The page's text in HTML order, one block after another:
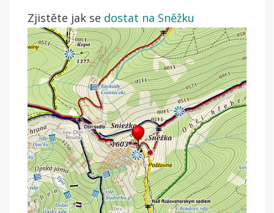
Zjistěte jak se dostat na Sněžku